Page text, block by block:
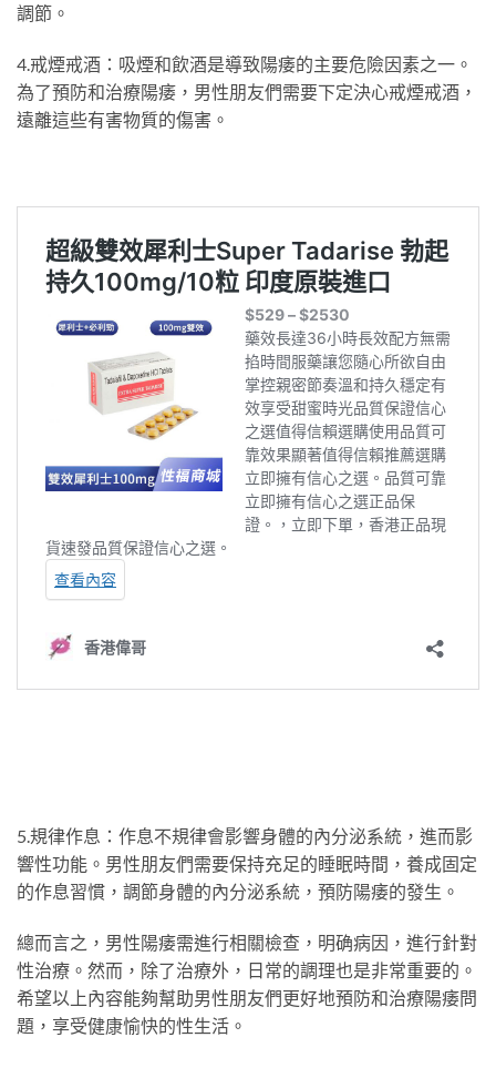
調節。
4.戒煙戒酒：吸煙和飲酒是導致陽痿的主要危險因素之一。
為了預防和治療陽痿，男性朋友們需要下定決心戒煙戒酒，
遠離這些有害物質的傷害。
5.規律作息：作息不規律會影響身體的內分泌系統，進而影
響性功能。男性朋友們需要保持充足的睡眠時間，養成固定
的作息習慣，調節身體的內分泌系統，預防陽痿的發生。
總而言之，男性陽痿需進行相關檢查，明确病因，進行針對
性治療。然而，除了治療外，日常的調理也是非常重要的。
希望以上內容能夠幫助男性朋友們更好地預防和治療陽痿問
題，享受健康愉快的性生活。